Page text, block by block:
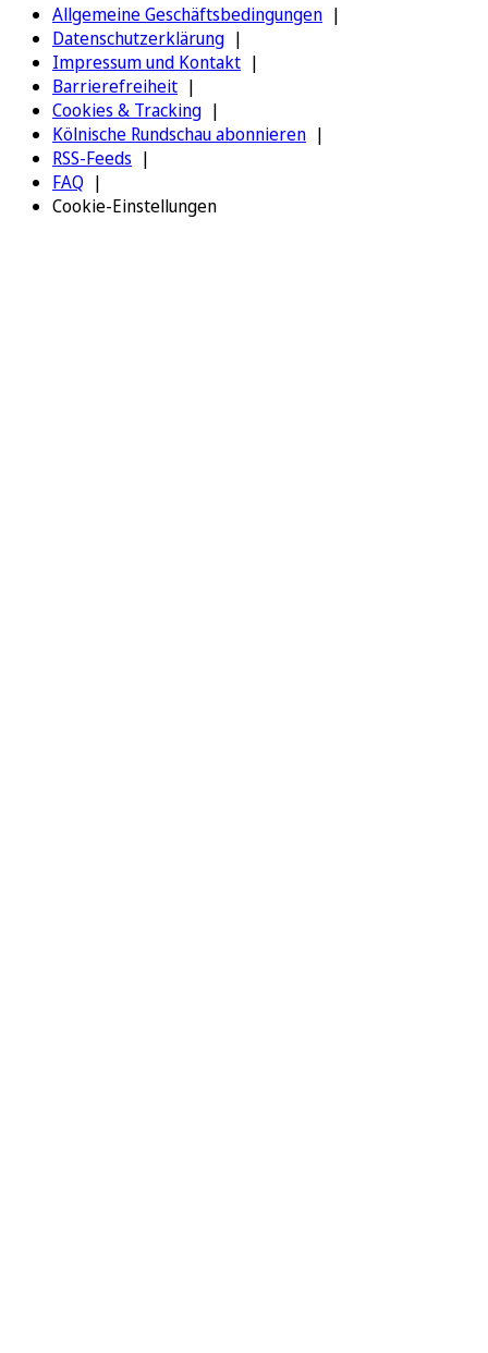
Allgemeine Geschäftsbedingungen
Datenschutzerklärung
Impressum und Kontakt
Barrierefreiheit
Cookies & Tracking
Kölnische Rundschau abonnieren
RSS-Feeds
FAQ
Cookie-Einstellungen